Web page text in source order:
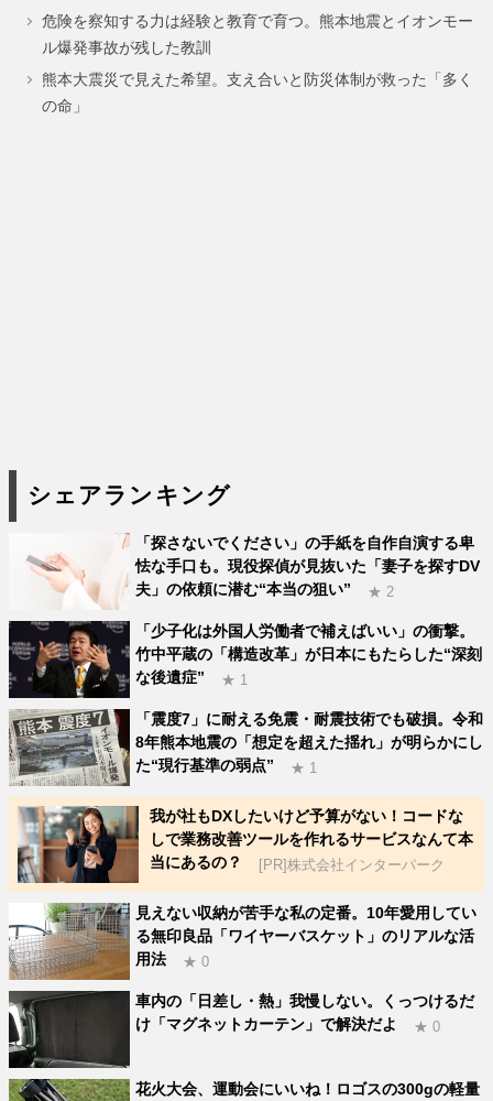
ー
ジ
ー
ジ
危険を察知する力は経験と教育で育つ。熊本地震とイオンモー
ル爆発事故が残した教訓
熊本大震災で見えた希望。支え合いと防災体制が救った「多く
の命」
シェアランキング
「探さないでください」の手紙を自作自演する卑
怯な手口も。現役探偵が見抜いた「妻子を探すDV
夫」の依頼に潜む“本当の狙い”
★ 2
「少子化は外国人労働者で補えばいい」の衝撃。
竹中平蔵の「構造改革」が日本にもたらした“深刻
な後遺症”
★ 1
「震度7」に耐える免震・耐震技術でも破損。令和
8年熊本地震の「想定を超えた揺れ」が明らかにし
た“現行基準の弱点”
★ 1
我が社もDXしたいけど予算がない！コードな
しで業務改善ツールを作れるサービスなんて本
当にあるの？
[PR]株式会社インターパーク
見えない収納が苦手な私の定番。10年愛用してい
る無印良品「ワイヤーバスケット」のリアルな活
用法
★ 0
車内の「日差し・熱」我慢しない。くっつけるだ
け「マグネットカーテン」で解決だよ
★ 0
花火大会、運動会にいいね！ロゴスの300gの軽量